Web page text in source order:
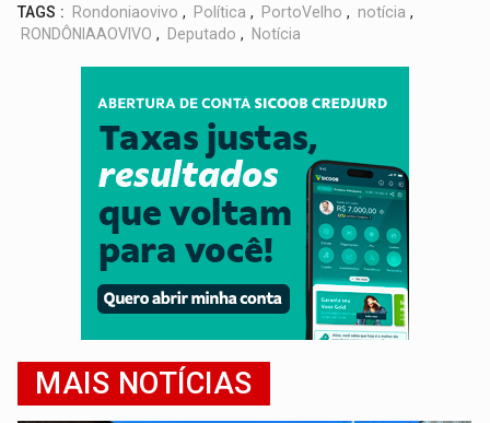
TAGS : Rondoniaovivo , Política , PortoVelho , notícia ,
RONDÔNIAAOVIVO , Deputado , Notícia
MAIS NOTÍCIAS